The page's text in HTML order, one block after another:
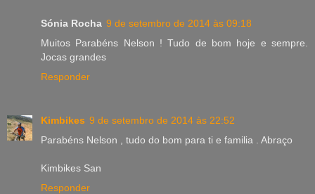
Sónia Rocha 9 de setembro de 2014 às 09:18
Muitos Parabéns Nelson ! Tudo de bom hoje e sempre.
Jocas grandes
Responder
Kimbikes 9 de setembro de 2014 às 22:52
Parabéns Nelson , tudo do bom para ti e familia . Abraço
Kimbikes San
Responder